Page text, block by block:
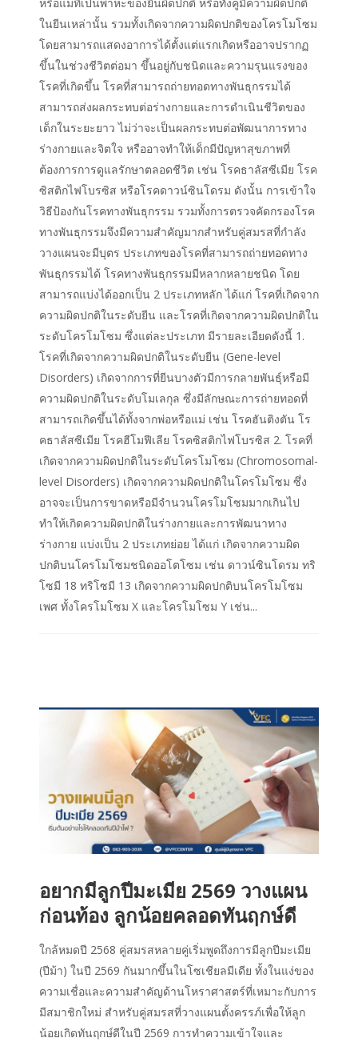
ในยีนเหล่านั้น รวมทั้งเกิดจากความผิดปกติของโครโมโซม
โดยสามารถแสดงอาการได้ตั้งแต่แรกเกิดหรืออาจปรากฏ
ขึ้นในช่วงชีวิตต่อมา ขึ้นอยู่กับชนิดและความรุนแรงของ
โรคที่เกิดขึ้น โรคที่สามารถถ่ายทอดทางพันธุกรรมได้
สามารถส่งผลกระทบต่อร่างกายและการดำเนินชีวิตของ
เด็กในระยะยาว ไม่ว่าจะเป็นผลกระทบต่อพัฒนาการทาง
ร่างกายและจิตใจ หรืออาจทำให้เด็กมีปัญหาสุขภาพที่
ต้องการการดูแลรักษาตลอดชีวิต เช่น โรคธาลัสซีเมีย โรค
ซิสติกไฟโบรซิส หรือโรคดาวน์ซินโดรม ดังนั้น การเข้าใจ
วิธีป้องกันโรคทางพันธุกรรม รวมทั้งการตรวจคัดกรองโรค
ทางพันธุกรรมจึงมีความสำคัญมากสำหรับคู่สมรสที่กำลัง
วางแผนจะมีบุตร ประเภทของโรคที่สามารถถ่ายทอดทาง
พันธุกรรมได้ โรคทางพันธุกรรมมีหลากหลายชนิด โดย
สามารถแบ่งได้ออกเป็น 2 ประเภทหลัก ได้แก่ โรคที่เกิดจาก
ความผิดปกติในระดับยีน และโรคที่เกิดจากความผิดปกติใน
ระดับโครโมโซม ซึ่งแต่ละประเภท มีรายละเอียดดังนี้ 1.
โรคที่เกิดจากความผิดปกติในระดับยีน (Gene-level
Disorders) เกิดจากการที่ยีนบางตัวมีการกลายพันธุ์หรือมี
ความผิดปกติในระดับโมเลกุล ซึ่งมีลักษณะการถ่ายทอดที่
สามารถเกิดขึ้นได้ทั้งจากพ่อหรือแม่ เช่น โรคฮันติงตัน โร
คธาลัสซีเมีย โรคฮีโมฟีเลีย โรคซิสติกไฟโบรซิส 2. โรคที่
เกิดจากความผิดปกติในระดับโครโมโซม (Chromosomal-
level Disorders) เกิดจากความผิดปกติในโครโมโซม ซึ่ง
อาจจะเป็นการขาดหรือมีจำนวนโครโมโซมมากเกินไป
ทำให้เกิดความผิดปกติในร่างกายและการพัฒนาทาง
ร่างกาย แบ่งเป็น 2 ประเภทย่อย ได้แก่ เกิดจากความผิด
ปกติบนโครโมโซมชนิดออโตโซม เช่น ดาวน์ซินโดรม ทริ
โซมี 18 ทริโซมี 13 เกิดจากความผิดปกติบนโครโมโซม
เพศ ทั้งโครโมโซม X และโครโมโซม Y เช่น...
อยากมีลูกปีมะเมีย 2569 วางแผน
ก่อนท้อง ลูกน้อยคลอดทันฤกษ์ดี
ใกล้หมดปี 2568 คู่สมรสหลายคู่เริ่มพูดถึงการมีลูกปีมะเมีย
(ปีม้า) ในปี 2569 กันมากขึ้นในโซเชียลมีเดีย ทั้งในแง่ของ
ความเชื่อและความสำคัญด้านโหราศาสตร์ที่เหมาะกับการ
มีสมาชิกใหม่ สำหรับคู่สมรสที่วางแผนตั้งครรภ์เพื่อให้ลูก
น้อยเกิดทันฤกษ์ดีในปี 2569 การทำความเข้าใจและ